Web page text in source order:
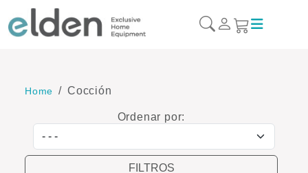
Home Cocción
Ordenar por:
Ordenar por
FILTROS